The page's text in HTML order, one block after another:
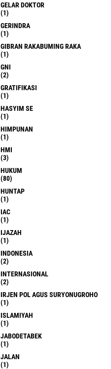
GELAR DOKTOR
(1)
GERINDRA
(1)
GIBRAN RAKABUMING RAKA
(1)
GNI
(2)
GRATIFIKASI
(1)
HASYIM SE
(1)
HIMPUNAN
(1)
HMI
(3)
HUKUM
(80)
HUNTAP
(1)
IAC
(1)
IJAZAH
(1)
INDONESIA
(2)
INTERNASIONAL
(2)
IRJEN POL AGUS SURYONUGROHO
(1)
ISLAMIYAH
(1)
JABODETABEK
(1)
JALAN
(1)